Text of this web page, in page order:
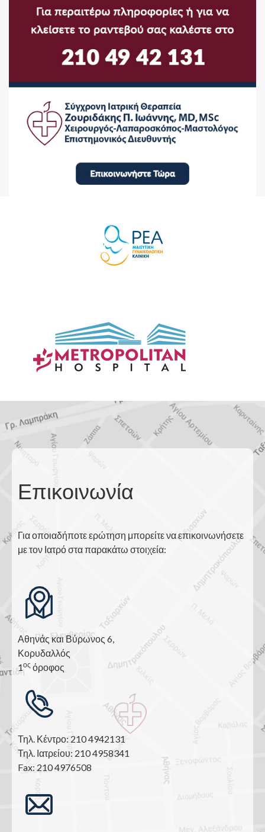
Επικοινωνία
Για οποιαδήποτε ερώτηση μπορείτε να επικοινωνήσετε
με τον Ιατρό στα παρακάτω στοιχεία:
Αθηνάς και Βύρωνος 6,
Κορυδαλλός
1ος όροφος
Τηλ. Κέντρο: 210 4942131
Τηλ. Ιατρείου: 210 4958341
Fax: 210 4976508